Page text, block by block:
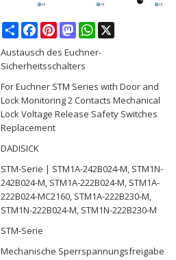
ShareFacebookPinterestMastodonWhatsApp
Austausch des Euchner-
Sicherheitsschalters
For Euchner STM Series with Door and
Lock Monitoring 2 Contacts Mechanical
Lock Voltage Release Safety Switches
Replacement
DADISICK
STM-Serie | STM1A-242B024-M, STM1N-
242B024-M, STM1A-222B024-M, STM1A-
222B024-MC2160, STM1A-222B230-M,
STM1N-222B024-M, STM1N-222B230-M
STM-Serie
Mechanische Sperrspannungsfreigabe